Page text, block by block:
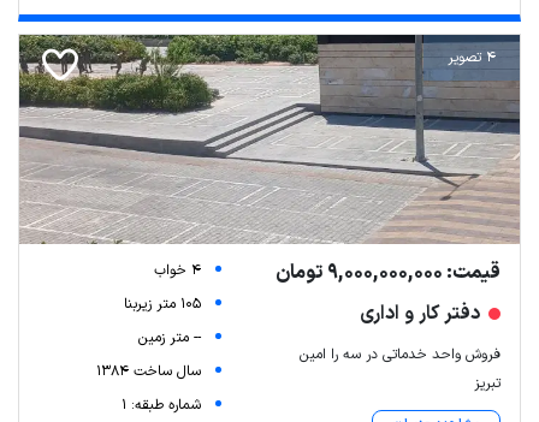
Leaflet| Map data ©ariamarz.com
4 تصویر
قیمت: 9,000,000,000 تومان
دفتر کار و اداری
فروش واحد خدماتی در سه را امین
تبریز
4 خواب
105 متر زیربنا
-- متر زمین
سال ساخت 1384
شماره طبقه: 1